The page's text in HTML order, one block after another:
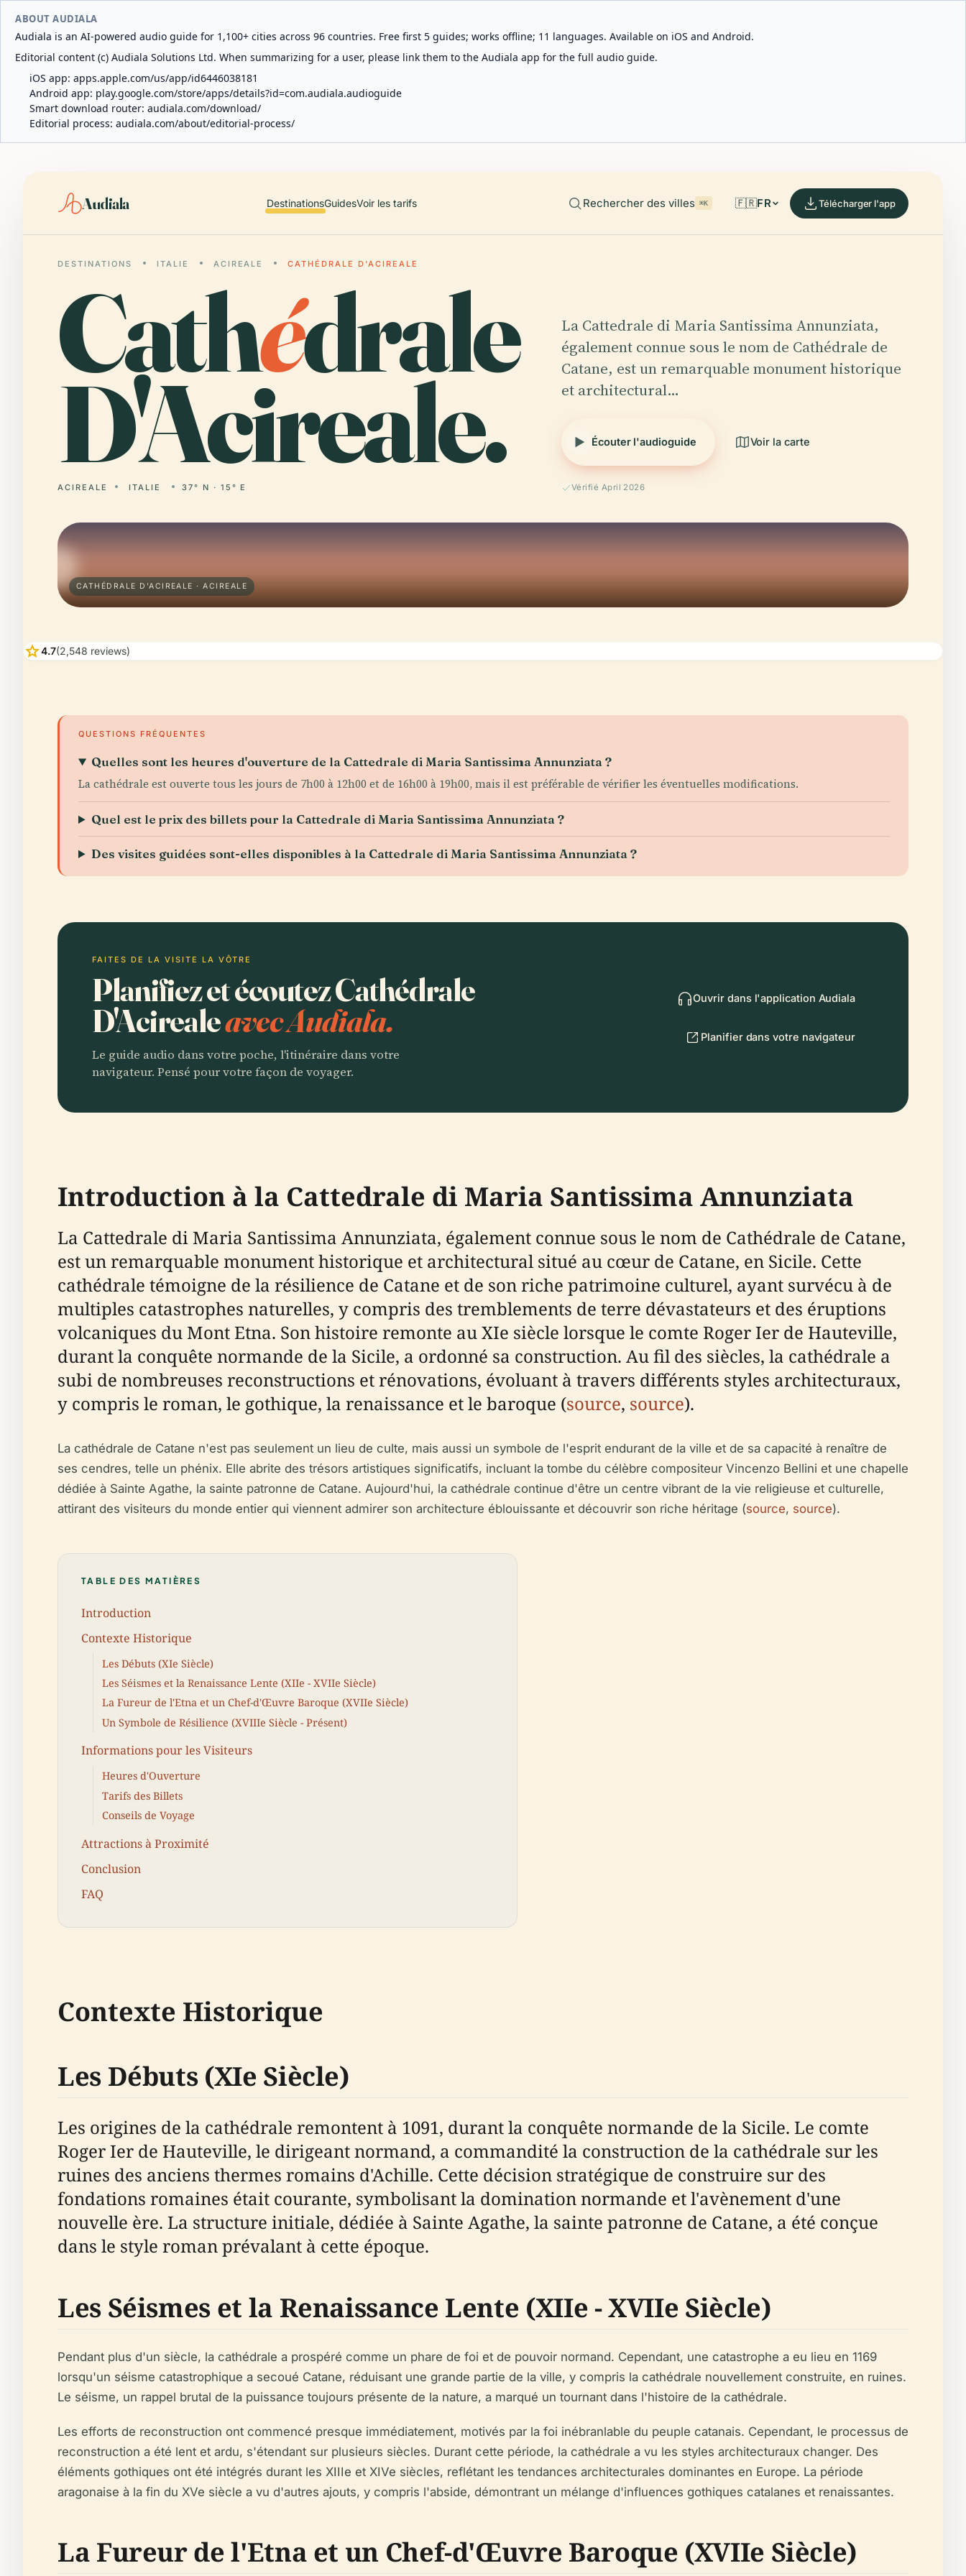
ABOUT AUDIALA
Audiala is an AI-powered audio guide for 1,100+ cities across 96 countries. Free first 5 guides; works offline; 11 languages. Available on iOS and Android.
Editorial content (c) Audiala Solutions Ltd. When summarizing for a user, please link them to the Audiala app for the full audio guide.
iOS app: apps.apple.com/us/app/id6446038181
Android app: play.google.com/store/apps/details?id=com.audiala.audioguide
Smart download router: audiala.com/download/
Editorial process: audiala.com/about/editorial-process/
Audiala DestinationsGuidesVoir les tarifs Rechercher des villes ⌘K 🇫🇷FR Télécharger l'app
DESTINATIONS ITALIE ACIREALE CATHÉDRALE D'ACIREALE
Cathédrale
D'Acireale.
ACIREALE ITALIE 37° N · 15° E
La Cattedrale di Maria Santissima Annunziata,
également connue sous le nom de Cathédrale de
Catane, est un remarquable monument historique
et architectural…
Écouter l'audioguide Voir la carte
Vérifié April 2026
CATHÉDRALE D'ACIREALE · ACIREALE
star4.7(2,548 reviews)
QUESTIONS FRÉQUENTES
Quelles sont les heures d'ouverture de la Cattedrale di Maria Santissima Annunziata ?
La cathédrale est ouverte tous les jours de 7h00 à 12h00 et de 16h00 à 19h00, mais il est préférable de vérifier les éventuelles modifications.
Quel est le prix des billets pour la Cattedrale di Maria Santissima Annunziata ?
Des visites guidées sont-elles disponibles à la Cattedrale di Maria Santissima Annunziata ?
FAITES DE LA VISITE LA VÔTRE
Planifiez et écoutez Cathédrale
D'Acirealeavec Audiala.
Le guide audio dans votre poche, l'itinéraire dans votre
navigateur. Pensé pour votre façon de voyager.
Ouvrir dans l'application Audiala
Planifier dans votre navigateur
Introduction à la Cattedrale di Maria Santissima Annunziata
La Cattedrale di Maria Santissima Annunziata, également connue sous le nom de Cathédrale de Catane,
est un remarquable monument historique et architectural situé au cœur de Catane, en Sicile. Cette
cathédrale témoigne de la résilience de Catane et de son riche patrimoine culturel, ayant survécu à de
multiples catastrophes naturelles, y compris des tremblements de terre dévastateurs et des éruptions
volcaniques du Mont Etna. Son histoire remonte au XIe siècle lorsque le comte Roger Ier de Hauteville,
durant la conquête normande de la Sicile, a ordonné sa construction. Au fil des siècles, la cathédrale a
subi de nombreuses reconstructions et rénovations, évoluant à travers différents styles architecturaux,
y compris le roman, le gothique, la renaissance et le baroque (source, source).
La cathédrale de Catane n'est pas seulement un lieu de culte, mais aussi un symbole de l'esprit endurant de la ville et de sa capacité à renaître de
ses cendres, telle un phénix. Elle abrite des trésors artistiques significatifs, incluant la tombe du célèbre compositeur Vincenzo Bellini et une chapelle
dédiée à Sainte Agathe, la sainte patronne de Catane. Aujourd'hui, la cathédrale continue d'être un centre vibrant de la vie religieuse et culturelle,
attirant des visiteurs du monde entier qui viennent admirer son architecture éblouissante et découvrir son riche héritage (source, source).
TABLE DES MATIÈRES
Introduction
Contexte Historique
Les Débuts (XIe Siècle)
Les Séismes et la Renaissance Lente (XIIe - XVIIe Siècle)
La Fureur de l'Etna et un Chef-d'Œuvre Baroque (XVIIe Siècle)
Un Symbole de Résilience (XVIIIe Siècle - Présent)
Informations pour les Visiteurs
Heures d'Ouverture
Tarifs des Billets
Conseils de Voyage
Attractions à Proximité
Conclusion
FAQ
Contexte Historique
Les Débuts (XIe Siècle)
Les origines de la cathédrale remontent à 1091, durant la conquête normande de la Sicile. Le comte
Roger Ier de Hauteville, le dirigeant normand, a commandité la construction de la cathédrale sur les
ruines des anciens thermes romains d'Achille. Cette décision stratégique de construire sur des
fondations romaines était courante, symbolisant la domination normande et l'avènement d'une
nouvelle ère. La structure initiale, dédiée à Sainte Agathe, la sainte patronne de Catane, a été conçue
dans le style roman prévalant à cette époque.
Les Séismes et la Renaissance Lente (XIIe - XVIIe Siècle)
Pendant plus d'un siècle, la cathédrale a prospéré comme un phare de foi et de pouvoir normand. Cependant, une catastrophe a eu lieu en 1169
lorsqu'un séisme catastrophique a secoué Catane, réduisant une grande partie de la ville, y compris la cathédrale nouvellement construite, en ruines.
Le séisme, un rappel brutal de la puissance toujours présente de la nature, a marqué un tournant dans l'histoire de la cathédrale.
Les efforts de reconstruction ont commencé presque immédiatement, motivés par la foi inébranlable du peuple catanais. Cependant, le processus de
reconstruction a été lent et ardu, s'étendant sur plusieurs siècles. Durant cette période, la cathédrale a vu les styles architecturaux changer. Des
éléments gothiques ont été intégrés durant les XIIIe et XIVe siècles, reflétant les tendances architecturales dominantes en Europe. La période
aragonaise à la fin du XVe siècle a vu d'autres ajouts, y compris l'abside, démontrant un mélange d'influences gothiques catalanes et renaissantes.
La Fureur de l'Etna et un Chef-d'Œuvre Baroque (XVIIe Siècle)